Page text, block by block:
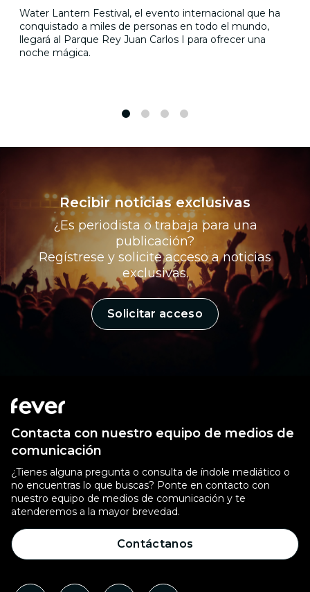
Water Lantern Festival, el evento internacional que ha
conquistado a miles de personas en todo el mundo,
llegará al Parque Rey Juan Carlos I para ofrecer una
noche mágica.
Recibir noticias exclusivas
¿Es periodista o trabaja para una
publicación?
Regístrese y solicite acceso a noticias
exclusivas.
Solicitar acceso
Contacta con nuestro equipo de medios de
comunicación
¿Tienes alguna pregunta o consulta de índole mediático o
no encuentras lo que buscas? Ponte en contacto con
nuestro equipo de medios de comunicación y te
atenderemos a la mayor brevedad.
Contáctanos